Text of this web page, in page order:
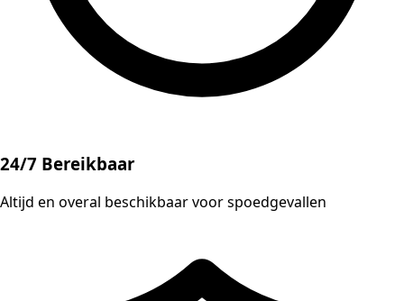
24/7 Bereikbaar
Altijd en overal beschikbaar voor spoedgevallen